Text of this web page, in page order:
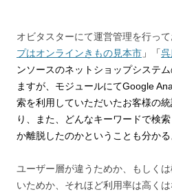
オビタスターにて運営管理を行っ
プはオンラインきもの見本市 」「
ンソースのネットショップシステ
ますが、モジュールにてGoogle
索を利用していただいたお客様の
り、また、どんなキーワードで検
か離脱したのかということも分かる
ユーザー層が違うためか、もしく
いためか、それほど利用率は高く